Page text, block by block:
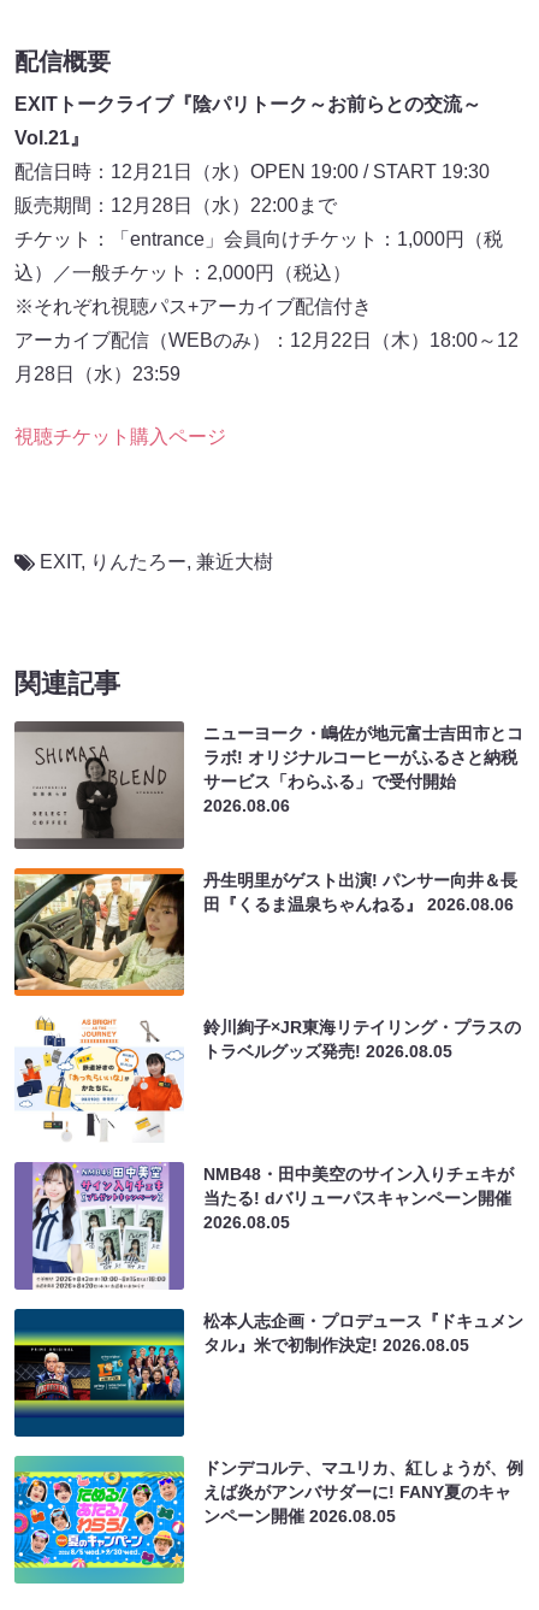
配信概要
EXITトークライブ『陰パリトーク～お前らとの交流～
Vol.21』
配信日時：12月21日（水）OPEN 19:00 / START 19:30
販売期間：12月28日（水）22:00まで
チケット：「entrance」会員向けチケット：1,000円（税
込）／一般チケット：2,000円（税込）
※それぞれ視聴パス+アーカイブ配信付き
アーカイブ配信（WEBのみ）：12月22日（木）18:00～12
月28日（水）23:59
視聴チケット購入ページ
EXIT, りんたろー, 兼近大樹
関連記事
ニューヨーク・嶋佐が地元富士吉田市とコ
ラボ! オリジナルコーヒーがふるさと納税
サービス「わらふる」で受付開始
2026.08.06
丹生明里がゲスト出演! パンサー向井＆長
田『くるま温泉ちゃんねる』2026.08.06
鈴川絢子×JR東海リテイリング・プラスの
トラベルグッズ発売!2026.08.05
NMB48・田中美空のサイン入りチェキが
当たる! dバリューパスキャンペーン開催
2026.08.05
松本人志企画・プロデュース『ドキュメン
タル』米で初制作決定!2026.08.05
ドンデコルテ、マユリカ、紅しょうが、例
えば炎がアンバサダーに! FANY夏のキャ
ンペーン開催2026.08.05